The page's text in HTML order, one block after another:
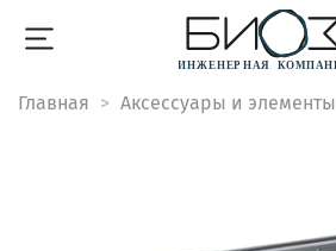
Главная Аксессуары и элементы